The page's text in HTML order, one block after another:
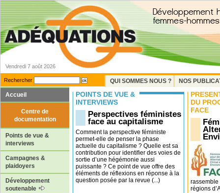
Vendredi 7 août 2026
Rechercher QUI SOMMES NOUS ?
NOS
Accueil
Centre de
documentation
Points de vue &
interviews
Campagnes &
plaidoyers
Développement
soutenable
POINTS DE VUE &
INTERVIEWS
Perspectives féministes
face au capitalisme
Comment la perspective féministe
permet-elle de penser la phase
actuelle du capitalisme ? Quelle est sa
contribution pour identifier des voies de
sortie d’une hégémonie aussi
puissante ? Ce point de vue offre des
éléments de réflexions en réponse à la
question posée par la revue (...)
DU
FACE
rassemble
régions